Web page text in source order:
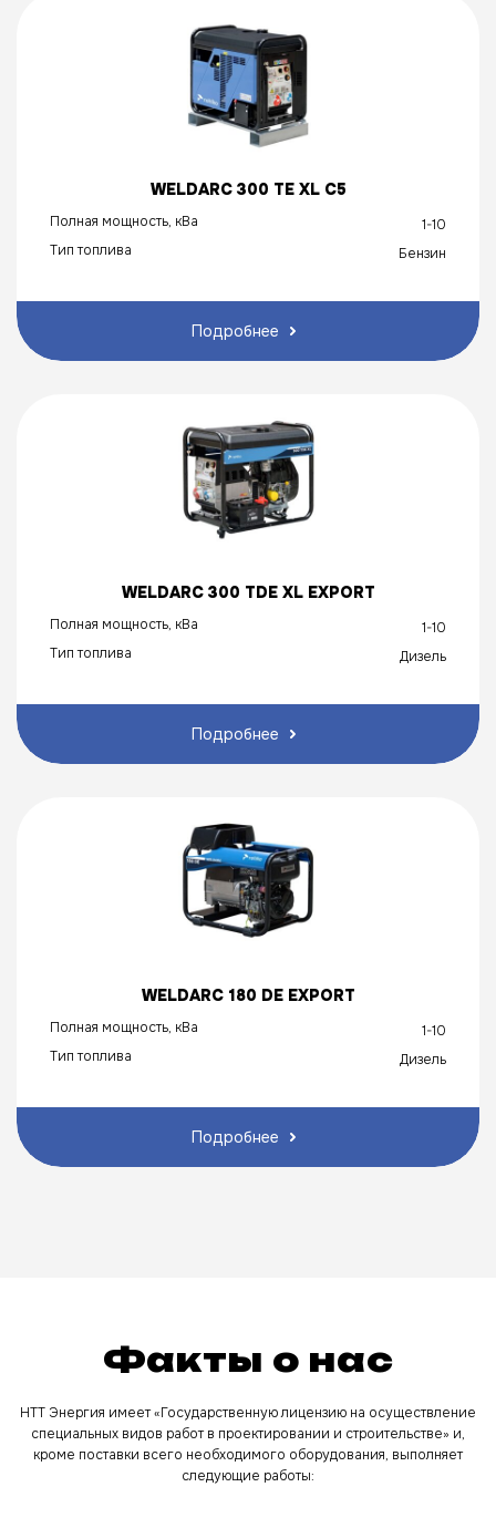
WELDARC 300 TE XL C5
Полная мощность, кВа
1-10
Тип топлива
Бензин
Подробнее
WELDARC 300 TDE XL EXPORT
Полная мощность, кВа
1-10
Тип топлива
Дизель
Подробнее
WELDARC 180 DE EXPORT
Полная мощность, кВа
1-10
Тип топлива
Дизель
Подробнее
Факты о нас
НТТ Энергия имеет «Государственную лицензию на осуществление
специальных видов работ в проектировании и строительстве» и,
кроме поставки всего необходимого оборудования, выполняет
следующие работы: